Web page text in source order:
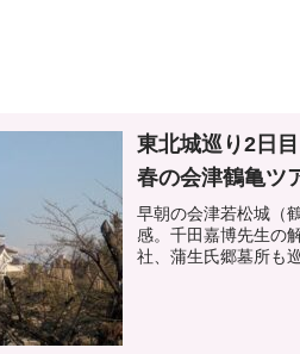
東北城巡り2日
春の会津鶴亀ツ
早朝の会津若松城（
感。千田嘉博先生の
社、蒲生氏郷墓所も